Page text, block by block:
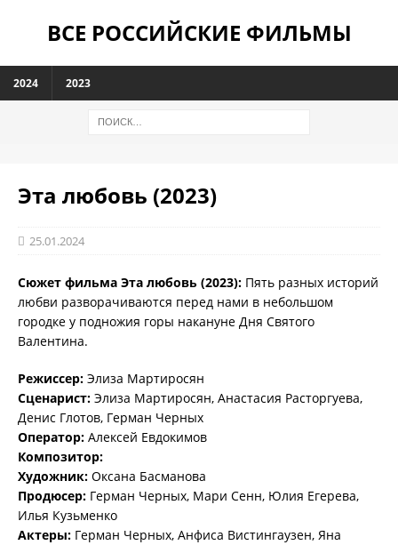
ВСЕ РОССИЙСКИЕ ФИЛЬМЫ
2024 2023
Эта любовь (2023)
25.01.2024
Сюжет фильма Эта любовь (2023): Пять разных историй
любви разворачиваются перед нами в небольшом
городке у подножия горы накануне Дня Святого
Валентина.
Режиссер: Элиза Мартиросян
Сценарист: Элиза Мартиросян, Анастасия Расторгуева,
Денис Глотов, Герман Черных
Оператор: Алексей Евдокимов
Композитор:
Художник: Оксана Басманова
Продюсер: Герман Черных, Мари Сенн, Юлия Егерева,
Илья Кузьменко
Актеры: Герман Черных, Анфиса Вистингаузен, Яна